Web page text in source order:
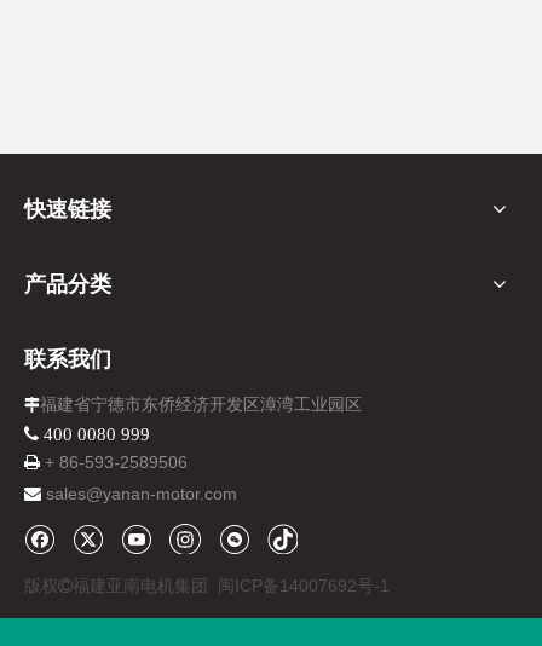
快速链接
产品分类
联系我们
福建省宁德市东侨经济开发区漳湾工业园区
 400 0080 999
 + 86-593-2589506
 sales@yanan-motor.com
版权福建亚南电机集团 闽ICP备14007692号-1